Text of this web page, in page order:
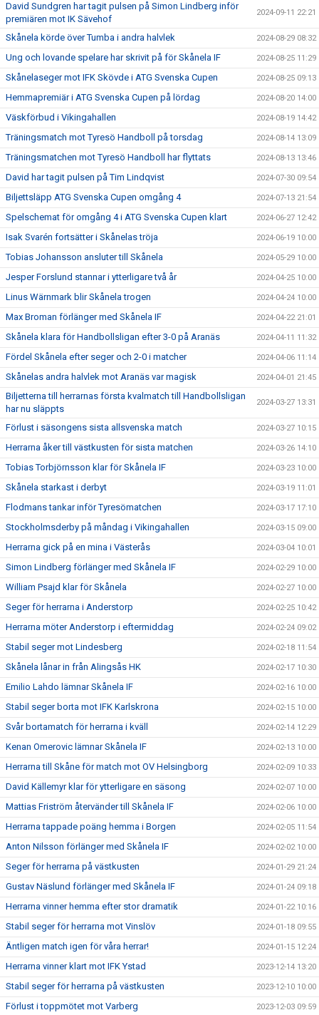
David Sundgren har tagit pulsen på Simon Lindberg inför
premiären mot IK Sävehof
2024-09-11 22:21
Skånela körde över Tumba i andra halvlek 2024-08-29 08:32
Ung och lovande spelare har skrivit på för Skånela IF 2024-08-25 11:29
Skånelaseger mot IFK Skövde i ATG Svenska Cupen 2024-08-25 09:13
Hemmapremiär i ATG Svenska Cupen på lördag 2024-08-20 14:00
Väskförbud i Vikingahallen 2024-08-19 14:42
Träningsmatch mot Tyresö Handboll på torsdag 2024-08-14 13:09
Träningsmatchen mot Tyresö Handboll har flyttats 2024-08-13 13:46
David har tagit pulsen på Tim Lindqvist 2024-07-30 09:54
Biljettsläpp ATG Svenska Cupen omgång 4 2024-07-13 21:54
Spelschemat för omgång 4 i ATG Svenska Cupen klart 2024-06-27 12:42
Isak Svarén fortsätter i Skånelas tröja 2024-06-19 10:00
Tobias Johansson ansluter till Skånela 2024-05-29 10:00
Jesper Forslund stannar i ytterligare två år 2024-04-25 10:00
Linus Wärnmark blir Skånela trogen 2024-04-24 10:00
Max Broman förlänger med Skånela IF 2024-04-22 21:01
Skånela klara för Handbollsligan efter 3-0 på Aranäs 2024-04-11 11:32
Fördel Skånela efter seger och 2-0 i matcher 2024-04-06 11:14
Skånelas andra halvlek mot Aranäs var magisk 2024-04-01 21:45
Biljetterna till herrarnas första kvalmatch till Handbollsligan
har nu släppts
2024-03-27 13:31
Förlust i säsongens sista allsvenska match 2024-03-27 10:15
Herrarna åker till västkusten för sista matchen 2024-03-26 14:10
Tobias Torbjörnsson klar för Skånela IF 2024-03-23 10:00
Skånela starkast i derbyt 2024-03-19 11:01
Flodmans tankar inför Tyresömatchen 2024-03-17 17:10
Stockholmsderby på måndag i Vikingahallen 2024-03-15 09:00
Herrarna gick på en mina i Västerås 2024-03-04 10:01
Simon Lindberg förlänger med Skånela IF 2024-02-29 10:00
William Psajd klar för Skånela 2024-02-27 10:00
Seger för herrarna i Anderstorp 2024-02-25 10:42
Herrarna möter Anderstorp i eftermiddag 2024-02-24 09:02
Stabil seger mot Lindesberg 2024-02-18 11:54
Skånela lånar in från Alingsås HK 2024-02-17 10:30
Emilio Lahdo lämnar Skånela IF 2024-02-16 10:00
Stabil seger borta mot IFK Karlskrona 2024-02-15 10:00
Svår bortamatch för herrarna i kväll 2024-02-14 12:29
Kenan Omerovic lämnar Skånela IF 2024-02-13 10:00
Herrarna till Skåne för match mot OV Helsingborg 2024-02-09 10:33
David Källemyr klar för ytterligare en säsong 2024-02-07 10:00
Mattias Friström återvänder till Skånela IF 2024-02-06 10:00
Herrarna tappade poäng hemma i Borgen 2024-02-05 11:54
Anton Nilsson förlänger med Skånela IF 2024-02-02 10:00
Seger för herrarna på västkusten 2024-01-29 21:24
Gustav Näslund förlänger med Skånela IF 2024-01-24 09:18
Herrarna vinner hemma efter stor dramatik 2024-01-22 10:16
Stabil seger för herrarna mot Vinslöv 2024-01-18 09:55
Äntligen match igen för våra herrar! 2024-01-15 12:24
Herrarna vinner klart mot IFK Ystad 2023-12-14 13:20
Stabil seger för herrarna på västkusten 2023-12-10 10:00
Förlust i toppmötet mot Varberg 2023-12-03 09:59